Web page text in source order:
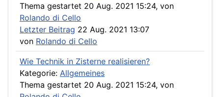
Thema gestartet 20 Aug. 2021 15:24, von
Rolando di Cello
Letzter Beitrag 22 Aug. 2021 13:07
von Rolando di Cello
Wie Technik in Zisterne realisieren?
Kategorie: Allgemeines
Thema gestartet 20 Aug. 2021 15:24, von